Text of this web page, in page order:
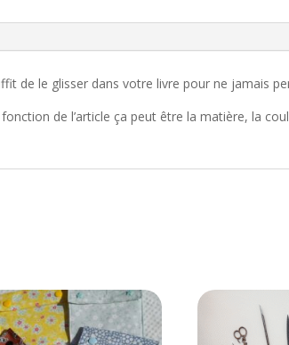
de le glisser dans votre livre pour ne jamais
de l’article ça peut être la matière, la